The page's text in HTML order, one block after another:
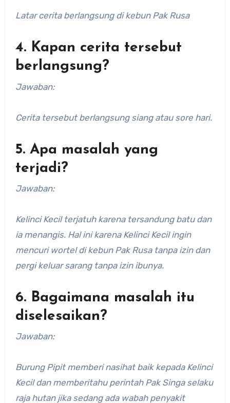
Latar cerita berlangsung di kebun Pak Rusa
4. Kapan cerita tersebut
berlangsung?
Jawaban:
Cerita tersebut berlangsung siang atau sore hari.
5. Apa masalah yang
terjadi?
Jawaban:
Kelinci Kecil terjatuh karena tersandung batu dan
ia menangis. Hal ini karena Kelinci Kecil ingin
mencuri wortel di kebun Pak Rusa tanpa izin dan
pergi keluar sarang tanpa izin ibunya.
6. Bagaimana masalah itu
diselesaikan?
Jawaban:
Burung Pipit memberi nasihat baik kepada Kelinci
Kecil dan memberitahu perintah Pak Singa selaku
raja hutan jika sedang ada wabah penyakit